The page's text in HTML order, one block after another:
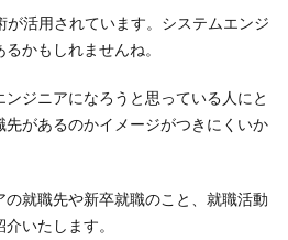
活用されています。システムエンジ
かもしれませんね。
ジニアになろうと思っている人にと
先があるのかイメージがつきにくいか
就職先や新卒就職のこと、就職活動
いたします。